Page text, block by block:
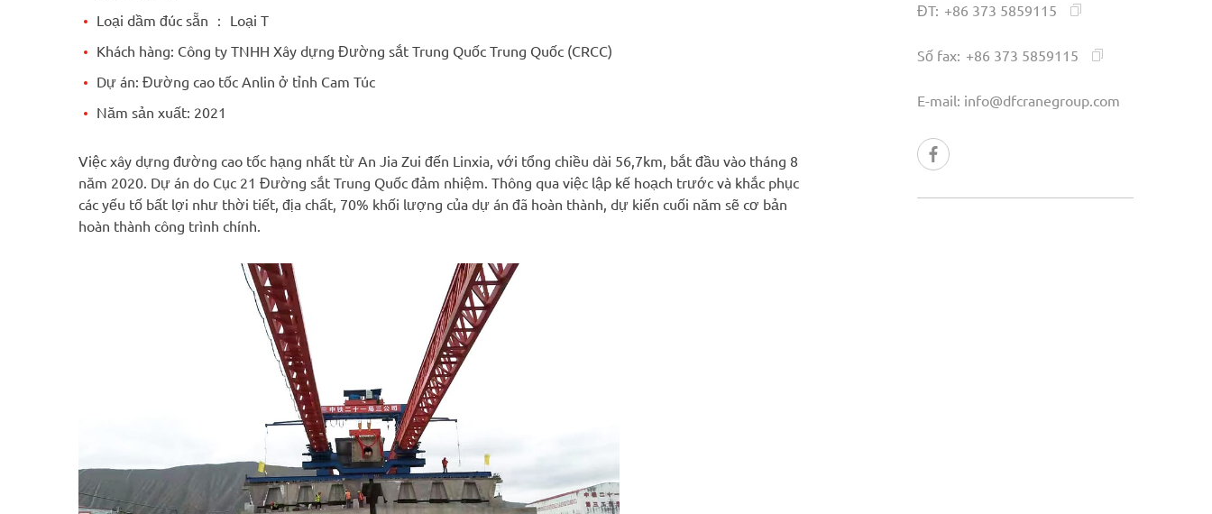
Loại dầm đúc sẵn ： Loại T
Khách hàng: Công ty TNHH Xây dựng Đường sắt Trung Quốc Trung Quốc (CRCC)
Dự án: Đường cao tốc Anlin ở tỉnh Cam Túc
Năm sản xuất: 2021
Việc xây dựng đường cao tốc hạng nhất từ An Jia Zui đến Linxia, với tổng chiều dài 56,7km, bắt đầu vào tháng 8
năm 2020. Dự án do Cục 21 Đường sắt Trung Quốc đảm nhiệm. Thông qua việc lập kế hoạch trước và khắc phục
các yếu tố bất lợi như thời tiết, địa chất, 70% khối lượng của dự án đã hoàn thành, dự kiến cuối năm sẽ cơ bản
hoàn thành công trình chính.
ĐT: +86 373 5859115
Số fax: +86 373 5859115
E-mail: info@dfcranegroup.com